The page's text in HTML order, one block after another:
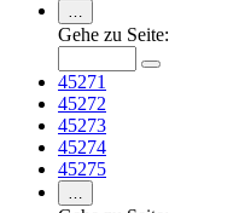
…
Gehe zu Seite:
45271
45272
45273
45274
45275
…